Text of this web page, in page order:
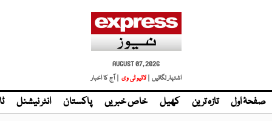
AUGUST 07, 2026
اشتہار لگائیں |
| آج کا اخبار
صفحۂ اول تازہ ترین کھیل خاص خبریں پاکستان انٹر نیشنل